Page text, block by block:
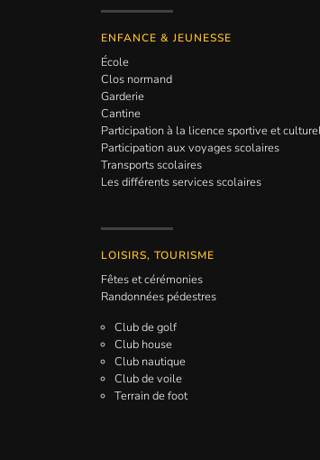
ENFANCE & JEUNESSE
École
Clos normand
Garderie
Cantine
Participation à la licence sportive et
Participation aux voyages scolaires
Transports scolaires
Les différents services scolaires
LOISIRS, TOURISME
Fêtes et cérémonies
Randonnées pédestres
Club de golf
Club house
Club nautique
Club de voile
Terrain de foot